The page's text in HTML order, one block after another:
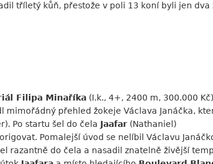
tříletý kůň, přestože v poli 13 koní byli jen dva
Filipa Minaříka (I.k., 4+, 2400 m, 300.000
přehled žokeje Václava Janáčka,
Po startu šel do čela Jaafar (Nathaniel)
Pomalejší úvod se nelíbil Václavu
razantně do čela a nasadil znatelně živější